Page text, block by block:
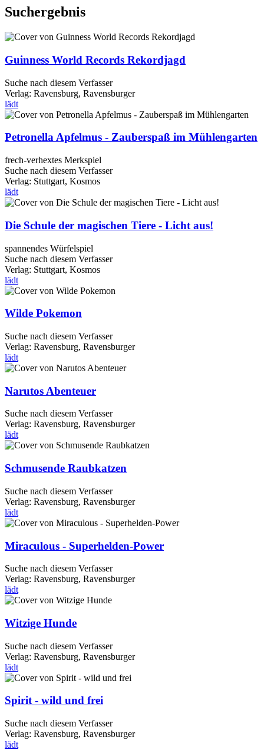
Suchergebnis
Guinness World Records Rekordjagd
Suche nach diesem Verfasser
Verlag: Ravensburg, Ravensburger
lädt
Petronella Apfelmus - Zauberspaß im Mühlengarten
frech-verhextes Merkspiel
Suche nach diesem Verfasser
Verlag: Stuttgart, Kosmos
lädt
Die Schule der magischen Tiere - Licht aus!
spannendes Würfelspiel
Suche nach diesem Verfasser
Verlag: Stuttgart, Kosmos
lädt
Wilde Pokemon
Suche nach diesem Verfasser
Verlag: Ravensburg, Ravensburger
lädt
Narutos Abenteuer
Suche nach diesem Verfasser
Verlag: Ravensburg, Ravensburger
lädt
Schmusende Raubkatzen
Suche nach diesem Verfasser
Verlag: Ravensburg, Ravensburger
lädt
Miraculous - Superhelden-Power
Suche nach diesem Verfasser
Verlag: Ravensburg, Ravensburger
lädt
Witzige Hunde
Suche nach diesem Verfasser
Verlag: Ravensburg, Ravensburger
lädt
Spirit - wild und frei
Suche nach diesem Verfasser
Verlag: Ravensburg, Ravensburger
lädt